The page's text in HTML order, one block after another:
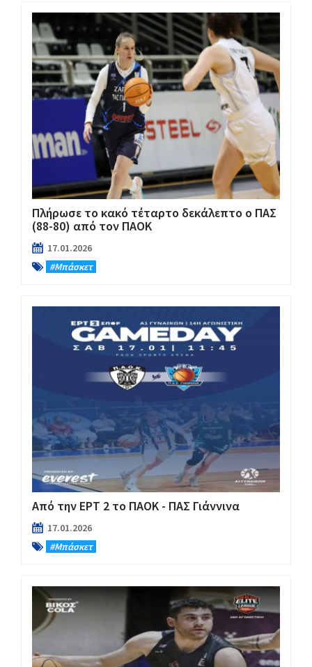
Πλήρωσε το κακό τέταρτο δεκάλεπτο ο ΠΑΣ
(88-80) από τον ΠΑΟΚ
17.01.2026
#Μπάσκετ
Από την ΕΡΤ 2 το ΠΑΟΚ - ΠΑΣ Γιάννινα
17.01.2026
#Μπάσκετ